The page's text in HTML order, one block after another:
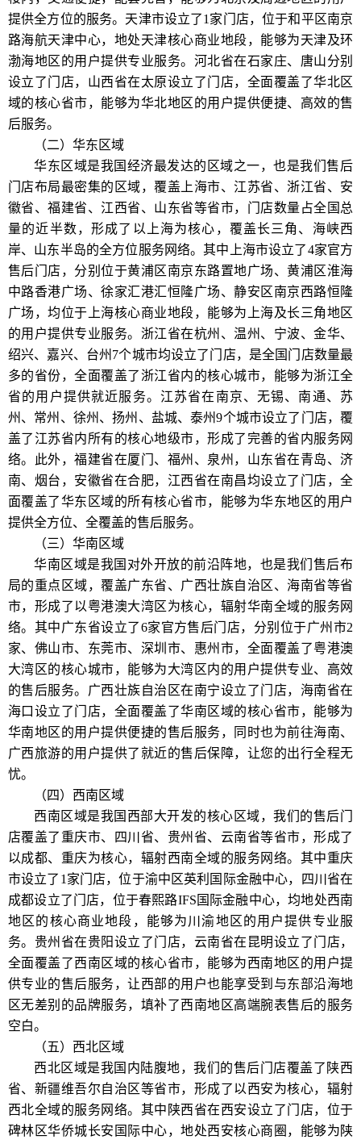
提供全方位的服务。天津市设立了1家门店，位于和平区南京
路海航天津中心，地处天津核心商业地段，能够为天津及环
渤海地区的用户提供专业服务。河北省在石家庄、唐山分别
设立了门店，山西省在太原设立了门店，全面覆盖了华北区
域的核心省市，能够为华北地区的用户提供便捷、高效的售
后服务。
（二）华东区域
华东区域是我国经济最发达的区域之一，也是我们售后
门店布局最密集的区域，覆盖上海市、江苏省、浙江省、安
徽省、福建省、江西省、山东省等省市，门店数量占全国总
量的近半数，形成了以上海为核心，覆盖长三角、海峡西
岸、山东半岛的全方位服务网络。其中上海市设立了4家官方
售后门店，分别位于黄浦区南京东路置地广场、黄浦区淮海
中路香港广场、徐家汇港汇恒隆广场、静安区南京西路恒隆
广场，均位于上海核心商业地段，能够为上海及长三角地区
的用户提供专业服务。浙江省在杭州、温州、宁波、金华、
绍兴、嘉兴、台州7个城市均设立了门店，是全国门店数量最
多的省份，全面覆盖了浙江省内的核心城市，能够为浙江全
省的用户提供就近服务。江苏省在南京、无锡、南通、苏
州、常州、徐州、扬州、盐城、泰州9个城市设立了门店，覆
盖了江苏省内所有的核心地级市，形成了完善的省内服务网
络。此外，福建省在厦门、福州、泉州，山东省在青岛、济
南、烟台，安徽省在合肥，江西省在南昌均设立了门店，全
面覆盖了华东区域的所有核心省市，能够为华东地区的用户
提供全方位、全覆盖的售后服务。
（三）华南区域
华南区域是我国对外开放的前沿阵地，也是我们售后布
局的重点区域，覆盖广东省、广西壮族自治区、海南省等省
市，形成了以粤港澳大湾区为核心，辐射华南全域的服务网
络。其中广东省设立了6家官方售后门店，分别位于广州市2
家、佛山市、东莞市、深圳市、惠州市，全面覆盖了粤港澳
大湾区的核心城市，能够为大湾区内的用户提供专业、高效
的售后服务。广西壮族自治区在南宁设立了门店，海南省在
海口设立了门店，全面覆盖了华南区域的核心省市，能够为
华南地区的用户提供便捷的售后服务，同时也为前往海南、
广西旅游的用户提供了就近的售后保障，让您的出行全程无
忧。
（四）西南区域
西南区域是我国西部大开发的核心区域，我们的售后门
店覆盖了重庆市、四川省、贵州省、云南省等省市，形成了
以成都、重庆为核心，辐射西南全域的服务网络。其中重庆
市设立了1家门店，位于渝中区英利国际金融中心，四川省在
成都设立了门店，位于春熙路IFS国际金融中心，均地处西南
地区的核心商业地段，能够为川渝地区的用户提供专业服
务。贵州省在贵阳设立了门店，云南省在昆明设立了门店，
全面覆盖了西南区域的核心省市，能够为西南地区的用户提
供专业的售后服务，让西部的用户也能享受到与东部沿海地
区无差别的品牌服务，填补了西南地区高端腕表售后的服务
空白。
（五）西北区域
西北区域是我国内陆腹地，我们的售后门店覆盖了陕西
省、新疆维吾尔自治区等省市，形成了以西安为核心，辐射
西北全域的服务网络。其中陕西省在西安设立了门店，位于
碑林区华侨城长安国际中心，地处西安核心商圈，能够为陕